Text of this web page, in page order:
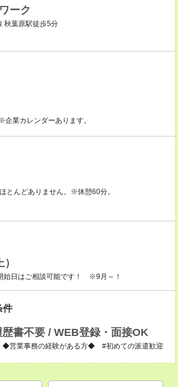
ーク
葉原駅徒歩5分
業カレンダーあります。
んどありません。※休憩60分。
日はご相談可能です！ ※9月～！
件
書不要 / WEB登録・面接OK
◆営業事務の経験がある方◆ #初めての派遣歓迎